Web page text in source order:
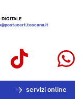
economici
DIGITALE
servizi online